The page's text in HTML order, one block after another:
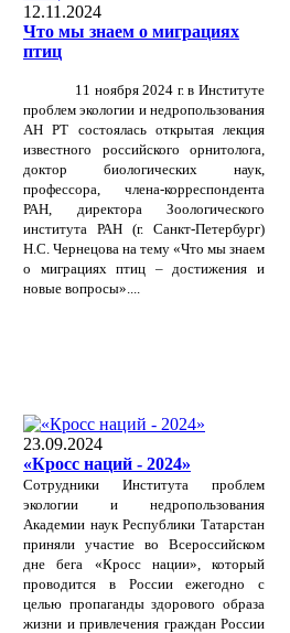
12.11.2024
Что мы знаем о миграциях
птиц
11 ноября 2024 г. в Институте
проблем экологии и недропользования
АН РТ состоялась открытая лекция
известного российского орнитолога,
доктор биологических наук,
профессора, члена-корреспондента
РАН, директора Зоологического
института РАН (г. Санкт-Петербург)
Н.С. Чернецова на тему «Что мы знаем
о миграциях птиц – достижения и
новые вопросы»....
23.09.2024
«Кросс наций - 2024»
Сотрудники Института проблем
экологии и недропользования
Академии наук Республики Татарстан
приняли участие во Всероссийском
дне бега «Кросс нации», который
проводится в России ежегодно с
целью пропаганды здорового образа
жизни и привлечения граждан России